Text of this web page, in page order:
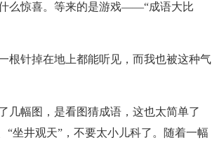
么惊喜。等来的是游戏——“成语大比
根针掉在地上都能听见，而我也被这种气
几幅图，是看图猜成语，这也太简单了
“坐井观天”，不要太小儿科了。随着一幅